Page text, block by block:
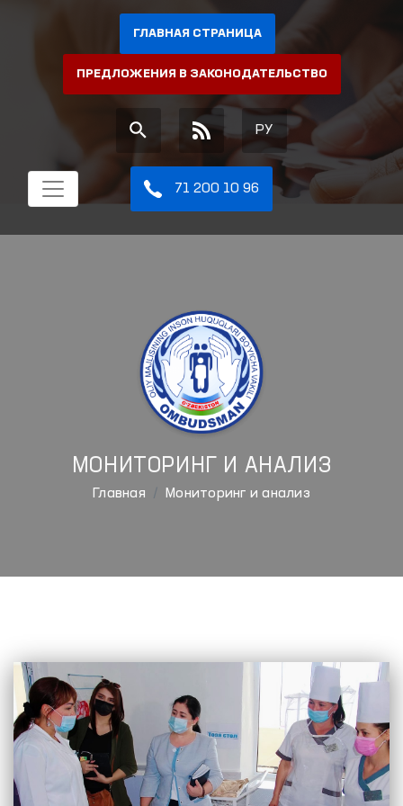
ГЛАВНАЯ СТРАНИЦА
ПРЕДЛОЖЕНИЯ В ЗАКОНОДАТЕЛЬСТВО
РУ
71 200 10 96
МОНИТОРИНГ И АНАЛИЗ
Главная Мониторинг и анализ